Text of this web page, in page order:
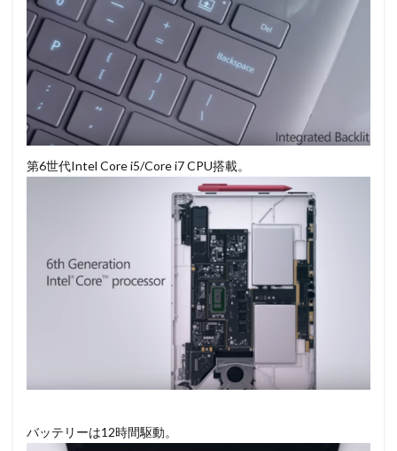
第6世代Intel Core i5/Core i7 CPU搭載。
バッテリーは12時間駆動。